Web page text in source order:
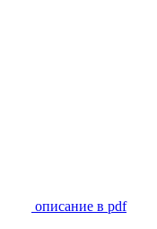
описание в pdf